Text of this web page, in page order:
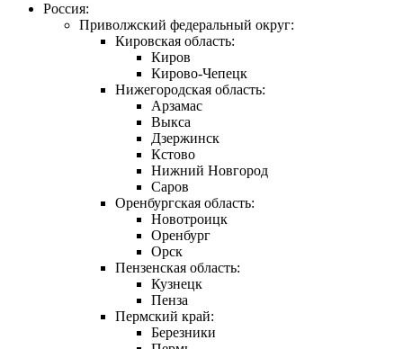
Россия:
Приволжский федеральный округ:
Кировская область:
Киров
Кирово-Чепецк
Нижегородская область:
Арзамас
Выкса
Дзержинск
Кстово
Нижний Новгород
Саров
Оренбургская область:
Новотроицк
Оренбург
Орск
Пензенская область:
Кузнецк
Пенза
Пермский край:
Березники